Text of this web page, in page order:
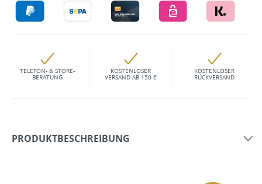
TELEFON- & STORE-
BERATUNG
KOSTENLOSER
VERSAND AB 150 €
KOSTENLOSER
RÜCKVERSAND
PRODUKTBESCHREIBUNG